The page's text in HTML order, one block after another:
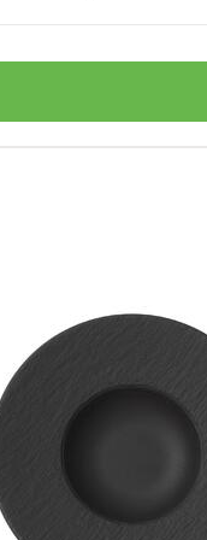
Meran
Seltmann Weiden
для пасты овальная